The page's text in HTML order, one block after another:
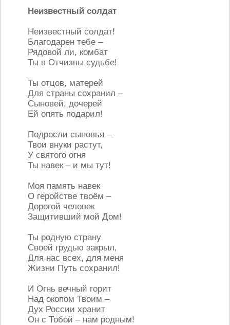
Неизвестный солдат
Неизвестный солдат!
Благодарен тебе –
Рядовой ли, комбат
Ты в Отчизны судьбе!
Ты отцов, матерей
Для страны сохранил –
Сыновей, дочерей
Ей опять подарил!
Подросли сыновья –
Твои внуки растут,
У святого огня
Ты навек – и мы тут!
Моя память навек
О геройстве твоём –
Дорогой человек
Защитивший мой Дом!
Ты родную страну
Своей грудью закрыл,
Для нас всех, для меня
Жизни Путь сохранил!
И Огнь вечный горит
Над окопом Твоим –
Дух России хранит
Он с Тобой – нам родным!